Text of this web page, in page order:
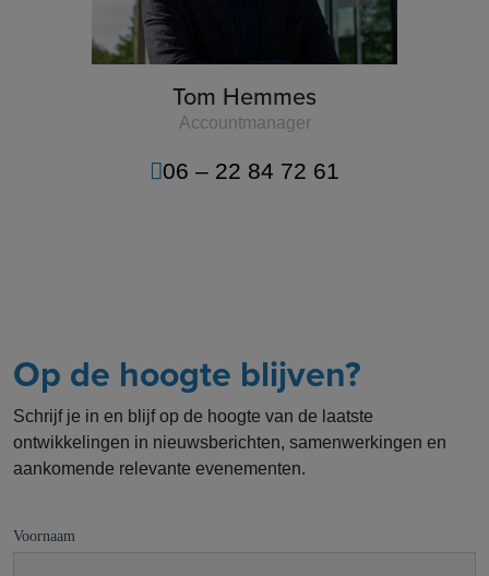
Tom Hemmes
Accountmanager
06 – 22 84 72 61
Op de hoogte blijven?
Schrijf je in en blijf op de hoogte van de laatste
ontwikkelingen in nieuwsberichten, samenwerkingen en
aankomende relevante evenementen.